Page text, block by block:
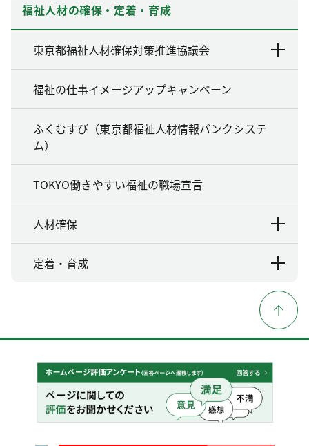
福祉人材の確保・定着・育成
東京都福祉人材確保対策推進協議会
福祉の仕事イメージアップキャンペーン
ふくむすび（東京都福祉人材情報バンクシステ
ム）
TOKYO働きやすい福祉の職場宣言
人材確保
定着・育成